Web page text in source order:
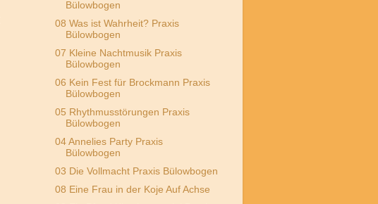
Bülowbogen
08 Was ist Wahrheit? Praxis
Bülowbogen
07 Kleine Nachtmusik Praxis
Bülowbogen
06 Kein Fest für Brockmann Praxis
Bülowbogen
05 Rhythmusstörungen Praxis
Bülowbogen
04 Annelies Party Praxis
Bülowbogen
03 Die Vollmacht Praxis Bülowbogen
08 Eine Frau in der Koje Auf Achse